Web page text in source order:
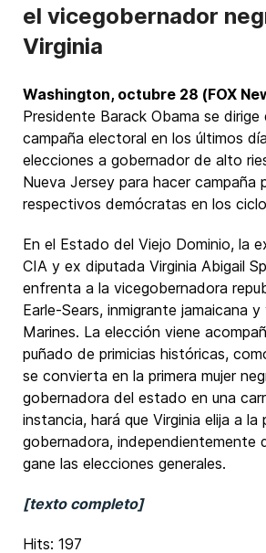
el vicegobernador
Virginia
Washington, octubre 28 (FOX
Presidente Barack Obama se dirige
campaña electoral en los últimos
elecciones a gobernador de alto
Nueva Jersey para hacer campaña
respectivos demócratas en los
En el Estado del Viejo Dominio, la
CIA y ex diputada Virginia Abigail
enfrenta a la vicegobernadora
Earle-Sears, inmigrante jamaicana
Marines. La elección viene
puñado de primicias históricas,
se convierta en la primera mujer
gobernadora del estado en una
instancia, hará que Virginia elija a la
gobernadora, independientemente
gane las elecciones generales.
[texto completo]
Hits: 197